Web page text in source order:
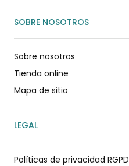
SOBRE NOSOTROS
Sobre nosotros
Tienda online
Mapa de sitio
LEGAL
Políticas de privacidad RGPD